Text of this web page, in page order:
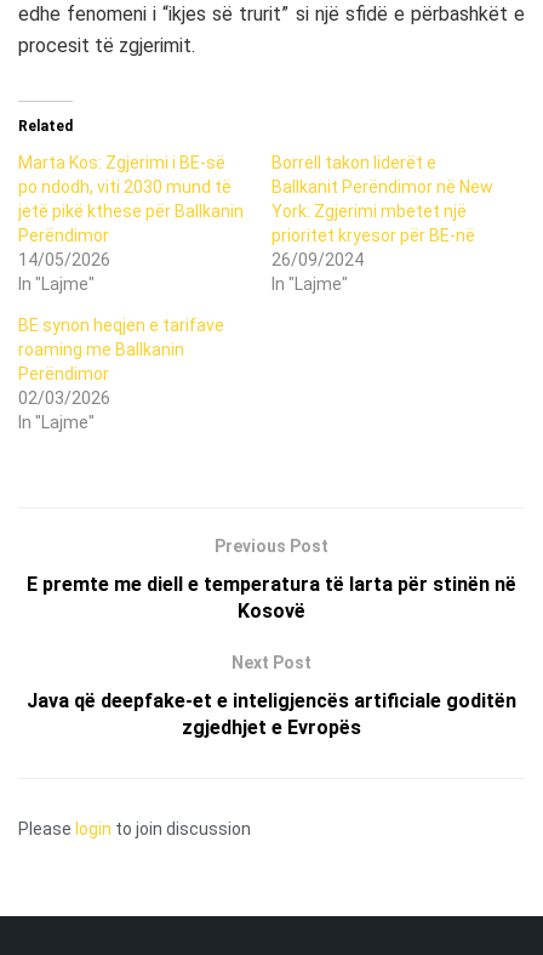
edhe fenomeni i “ikjes së trurit” si një sfidë e përbashkët e
procesit të zgjerimit.
Related
Marta Kos: Zgjerimi i BE-së
po ndodh, viti 2030 mund të
jetë pikë kthese për Ballkanin
Perëndimor
14/05/2026
In "Lajme"
Borrell takon liderët e
Ballkanit Perëndimor në New
York: Zgjerimi mbetet një
prioritet kryesor për BE-në
26/09/2024
In "Lajme"
BE synon heqjen e tarifave
roaming me Ballkanin
Perëndimor
02/03/2026
In "Lajme"
Previous Post
E premte me diell e temperatura të larta për stinën në
Kosovë
Next Post
Java që deepfake-et e inteligjencës artificiale goditën
zgjedhjet e Evropës
Please login to join discussion